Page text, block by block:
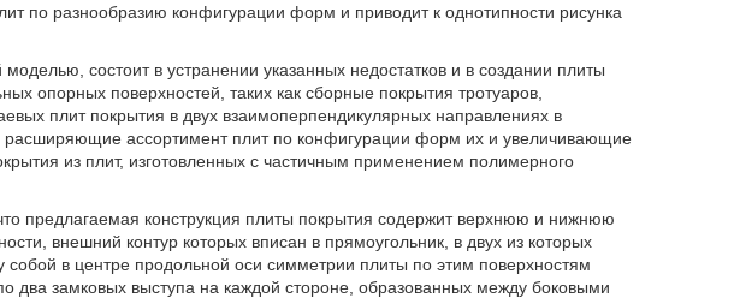
по разнообразию конфигурации форм и приводит к однотипности рисунка
состоит в устранении указанных недостатков и в создании плиты
опорных поверхностей, таких как сборные покрытия тротуаров,
плит покрытия в двух взаимоперпендикулярных направлениях в
расширяющие ассортимент плит по конфигурации форм их и увеличивающие
из плит, изготовленных с частичным применением полимерного
предлагаемая конструкция плиты покрытия содержит верхнюю и нижнюю
внешний контур которых вписан в прямоугольник, в двух из которых
в центре продольной оси симметрии плиты по этим поверхностям
два замковых выступа на каждой стороне, образованных между боковыми